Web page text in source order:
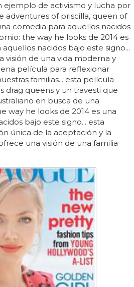
ejemplo de activismo y lucha por
adventures of priscilla, queen of
comedia para aquellos nacidos
the way he looks de 2014 es
nacidos bajo este signo...
visión de una vida moderna y
película para reflexionar
familias... esta película
drag queens y un travesti que
en busca de una
way he looks de 2014 es una
bajo este signo... esta
única de la aceptación y la
una visión de una familia